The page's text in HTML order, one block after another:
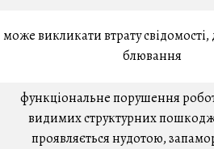
може викликати втрату свідомості,
блювання
функціональне порушення
видимих структурних
проявляється нудотою,